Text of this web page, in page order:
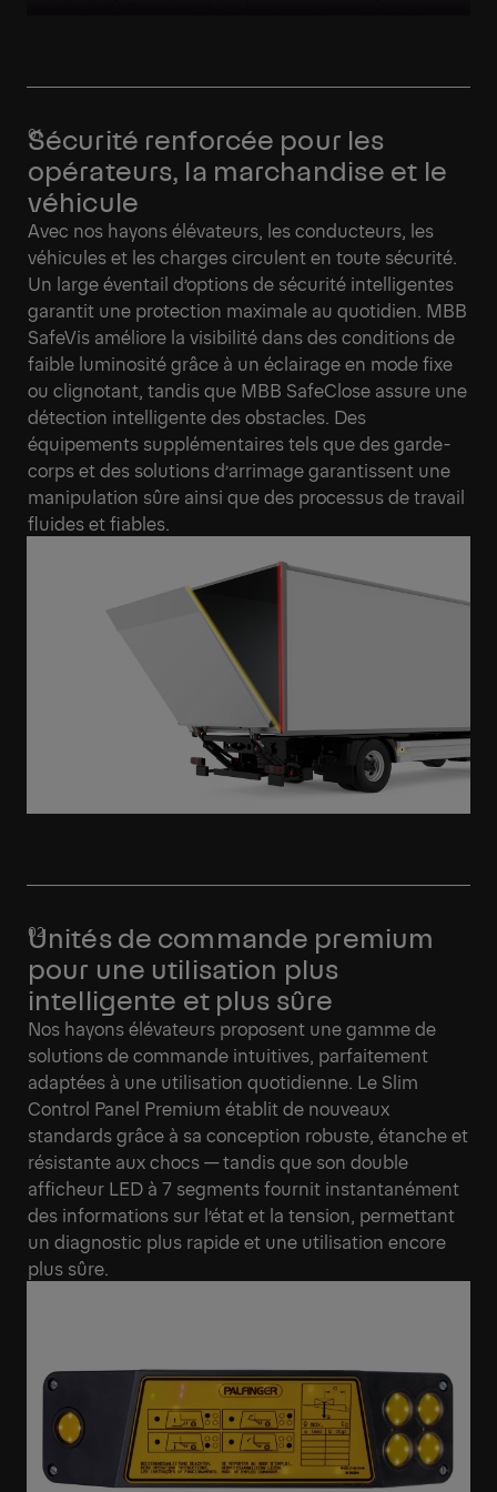
Sécurité renforcée pour les
opérateurs, la marchandise et le
véhicule
Avec nos hayons élévateurs, les conducteurs, les
véhicules et les charges circulent en toute sécurité.
Un large éventail d’options de sécurité intelligentes
garantit une protection maximale au quotidien. MBB
SafeVis améliore la visibilité dans des conditions de
faible luminosité grâce à un éclairage en mode fixe
ou clignotant, tandis que MBB SafeClose assure une
détection intelligente des obstacles. Des
équipements supplémentaires tels que des garde-
corps et des solutions d’arrimage garantissent une
manipulation sûre ainsi que des processus de travail
fluides et fiables.
Unités de commande premium
pour une utilisation plus
intelligente et plus sûre
Nos hayons élévateurs proposent une gamme de
solutions de commande intuitives, parfaitement
adaptées à une utilisation quotidienne. Le Slim
Control Panel Premium établit de nouveaux
standards grâce à sa conception robuste, étanche et
résistante aux chocs — tandis que son double
afficheur LED à 7 segments fournit instantanément
des informations sur l’état et la tension, permettant
un diagnostic plus rapide et une utilisation encore
plus sûre.